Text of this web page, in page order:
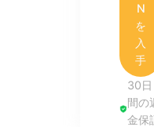
N
を
入
手
30日
間の
金保